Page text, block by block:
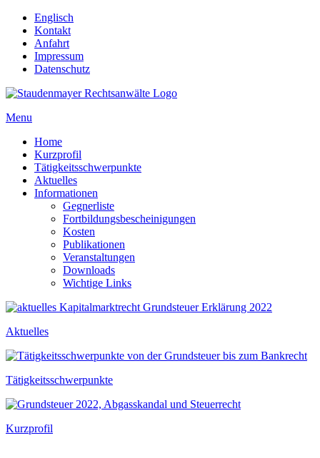
Englisch
Kontakt
Anfahrt
Impressum
Datenschutz
Menu
Home
Kurzprofil
Tätigkeitsschwerpunkte
Aktuelles
Informationen
Gegnerliste
Fortbildungsbescheinigungen
Kosten
Publikationen
Veranstaltungen
Downloads
Wichtige Links
Aktuelles
Tätigkeitsschwerpunkte
Kurzprofil